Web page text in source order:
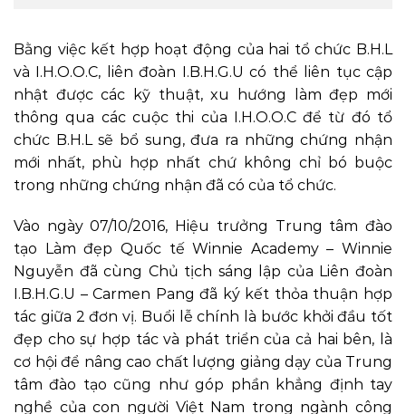
Bằng việc kết hợp hoạt động của hai tổ chức B.H.L
và I.H.O.O.C, liên đoàn I.B.H.G.U có thể liên tục cập
nhật được các kỹ thuật, xu hướng làm đẹp mới
thông qua các cuộc thi của I.H.O.O.C để từ đó tổ
chức B.H.L sẽ bổ sung, đưa ra những chứng nhận
mới nhất, phù hợp nhất chứ không chỉ bó buộc
trong những chứng nhận đã có của tổ chức.
Vào ngày 07/10/2016, Hiệu trưởng Trung tâm đào
tạo Làm đẹp Quốc tế Winnie Academy – Winnie
Nguyễn đã cùng Chủ tịch sáng lập của Liên đoàn
I.B.H.G.U – Carmen Pang đã ký kết thỏa thuận hợp
tác giữa 2 đơn vị. Buổi lễ chính là bước khởi đầu tốt
đẹp cho sự hợp tác và phát triển của cả hai bên, là
cơ hội để nâng cao chất lượng giảng dạy của Trung
tâm đào tạo cũng như góp phần khẳng định tay
nghề của con người Việt Nam trong ngành công